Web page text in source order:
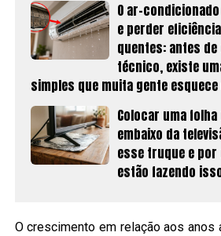
O ar-
e perder
quentes: antes
técnico, existe
simples que muita gente esquece
Colocar uma
embaixo da
esse truque e
estão fazendo
O crescimento em relação aos anos